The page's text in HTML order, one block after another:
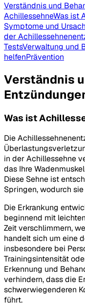
Verständnis und
AchillessehneWas ist
Symptome und
der
TestsVerwaltung und
helfenPrävention
Verständnis
Was ist
Die
in der Achillessehne
das Ihre
Diese Sehne ist
Springen, wodurch
Die Erkrankung
beginnend mit
Zeit verschlimmern,
handelt sich um eine
insbesondere bei
Trainingsintensität
Erkennung und
verhindern, dass die
schwerwiegenderen
führt.